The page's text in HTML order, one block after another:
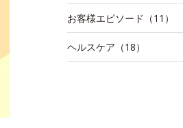
お客様エピソード（11）
ヘルスケア（18）